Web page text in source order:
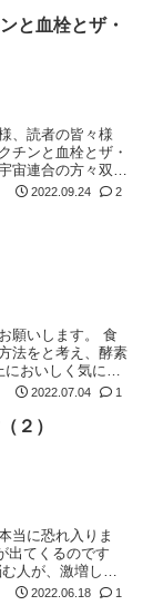
と血栓とザ・
、読者の皆々様
チンと血栓とザ・
宙連合の方々双方
ワクチンには意味
2022.09.24 2
願いします。 食
法をと考え、酵素
おいしく気に入
ています。 《よ
2022.07.04 1
２）
当に恐れ入りま
出てくるのです
人が、激増して
くに潜んで、休眠
2022.06.18 1